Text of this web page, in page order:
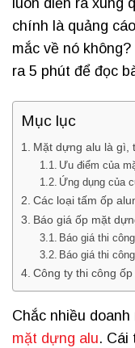
chính là quảng
mắc về nó
ra 5 phút để đọc
Mục lục
Mặt dựng alu là gì,
Ưu điểm của
Ứng dụng của
Các loại tấm ốp
Báo giá ốp mặt
Báo giá thi
Báo giá thi
Công ty thi công
Chắc nhiều
mặt dựng alu. Cái